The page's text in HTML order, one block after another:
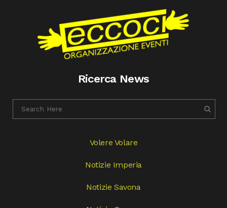
Ricerca News
Volere Volare
Notizie Imperia
Notizie Savona